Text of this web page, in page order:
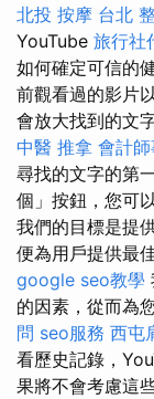
北投 按摩 台北
YouTube 旅行社
如何確定可信的
前觀看過的影片
會放大找到的文
中醫 推拿 會計
尋找的文字的第
個」按鈕，您可
我們的目標是提
便為用戶提供最
google seo教學
的因素，從而為
問 seo服務 西屯
看歷史記錄，
果將不會考慮這